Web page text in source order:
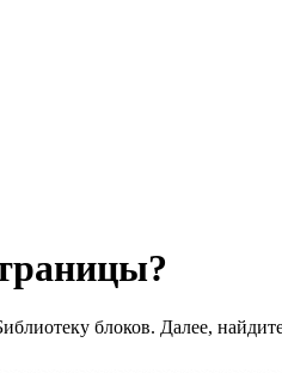
блоков. Далее,